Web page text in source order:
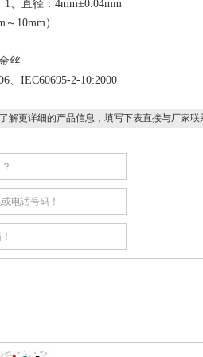
、直径：4mm±0.04mm
10mm）
丝
、IEC60695-2-10:2000
解更详细的产品信息，填写下表直接与厂家联